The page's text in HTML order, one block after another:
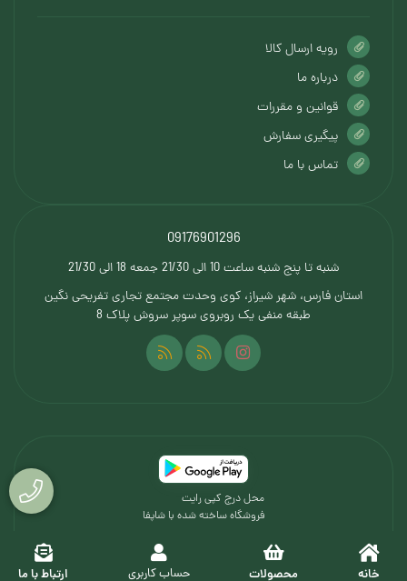
خانه محصولات حساب کاربری ارتباط با ما
رویه ارسال کالا
درباره ما
قوانین و مقررات
پیگیری سفارش
تماس با ما
09176901296
شنبه تا پنج شنبه ساعت 10 الی 21/30 جمعه 18 الی 21/30
استان فارس، شهر شیراز، کوی وحدت مجتمع تجاری تفریحی نگین
طبقه منفی یک روبروی سوپر سروش پلاک 8
محل درج کپی رایت
فروشگاه ساخته شده با شاپفا